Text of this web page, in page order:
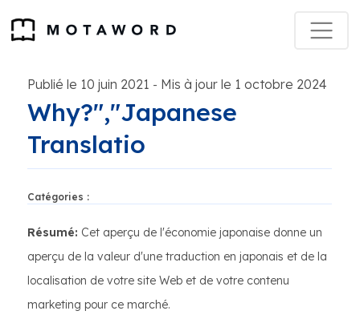
Publié le 10 juin 2021 - Mis à jour le 1 octobre 2024
Why?","Japanese
Translatio
Catégories :
Résumé: Cet aperçu de l'économie japonaise donne un
aperçu de la valeur d'une traduction en japonais et de la
localisation de votre site Web et de votre contenu
marketing pour ce marché.